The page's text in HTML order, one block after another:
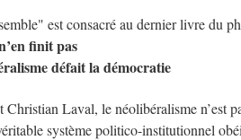
est consacré au dernier livre du
finit pas
défait la démocratie
Laval, le néolibéralisme n’est
système politico-institutionnel